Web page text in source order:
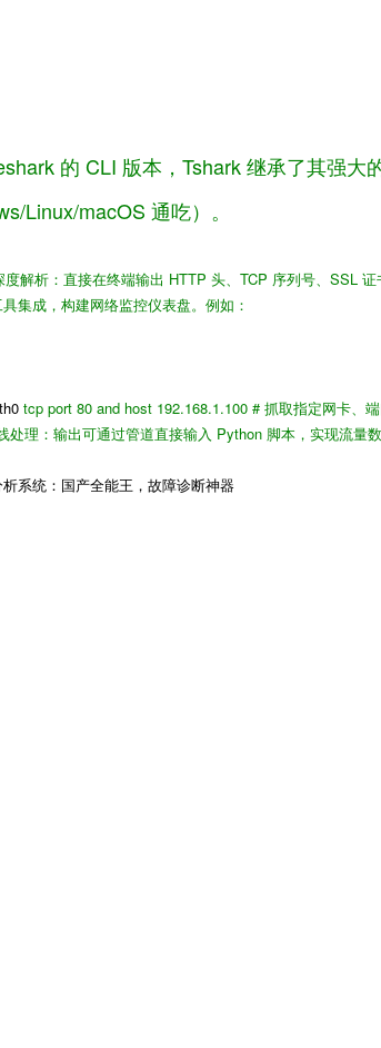
的 CLI 版本，Tshark 继承了其强
Linux/macOS 通吃）。
度解析 ：直接在终端输出 HTTP 头、TCP 序列号、SSL
集成，构建网络监控仪表盘。例如：
tcp port 80 and host 192.168.1.100 # 抓取指定网卡、
处理 ：输出可通过管道直接输入 Python 脚本，实现流量
系统：国产全能王，故障诊断神器